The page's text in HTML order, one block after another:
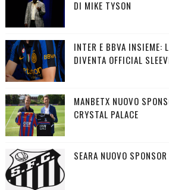
DI MIKE TYSON
INTER E BBVA INSIEME:
DIVENTA OFFICIAL
MANBETX NUOVO
CRYSTAL PALACE
SEARA NUOVO